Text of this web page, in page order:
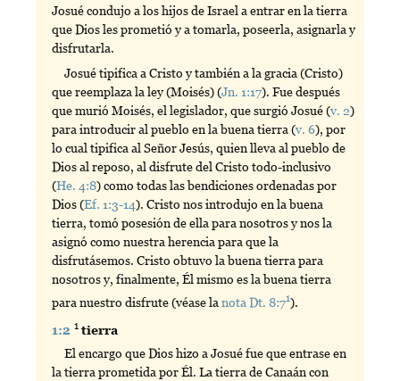
Josué condujo a los hijos de Israel a entrar en la tierra
que Dios les prometió y a tomarla, poseerla, asignarla y
disfrutarla.
Josué tipifica a Cristo y también a la gracia (Cristo)
que reemplaza la ley (Moisés) (Jn. 1:17). Fue después
que murió Moisés, el legislador, que surgió Josué (v. 2)
para introducir al pueblo en la buena tierra (v. 6), por
lo cual tipifica al Señor Jesús, quien lleva al pueblo de
Dios al reposo, al disfrute del Cristo todo-inclusivo
(He. 4:8) como todas las bendiciones ordenadas por
Dios (Ef. 1:3-14). Cristo nos introdujo en la buena
tierra, tomó posesión de ella para nosotros y nos la
asignó como nuestra herencia para que la
disfrutásemos. Cristo obtuvo la buena tierra para
nosotros y, finalmente, Él mismo es la buena tierra
para nuestro disfrute (véase lanota Dt. 8:71).
1:21 tierra
El encargo que Dios hizo a Josué fue que entrase en
la tierra prometida por Él. La tierra de Canaán con